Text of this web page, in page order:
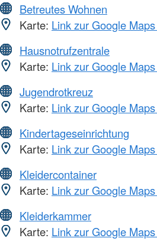
Betreutes Wohnen
Karte: Link zur Google
Hausnotrufzentrale
Karte: Link zur Google
Jugendrotkreuz
Karte: Link zur Google
Kindertageseinrichtung
Karte: Link zur Google
Kleidercontainer
Karte: Link zur Google
Kleiderkammer
Karte: Link zur Google